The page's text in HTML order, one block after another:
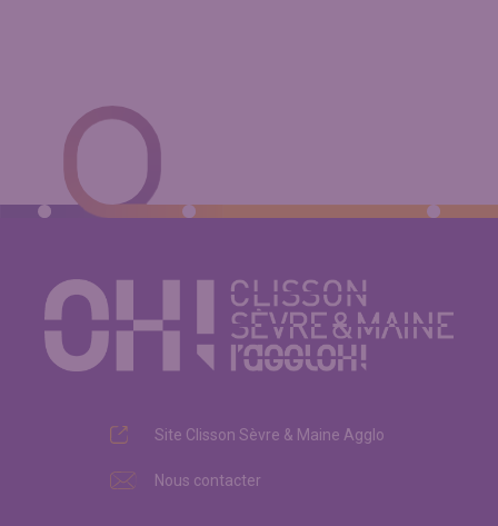
Site Clisson Sèvre & Maine Agglo
Nous contacter